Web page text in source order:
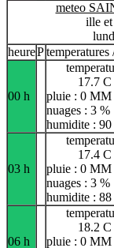
meteo
ille
heurePtemperatures
00 h
17.7 C
pluie : 0 MM
nuages : 3 %
humidite : 90
03 h
17.4 C
pluie : 0 MM
nuages : 3 %
humidite : 88
06 h
18.2 C
pluie : 0 MM